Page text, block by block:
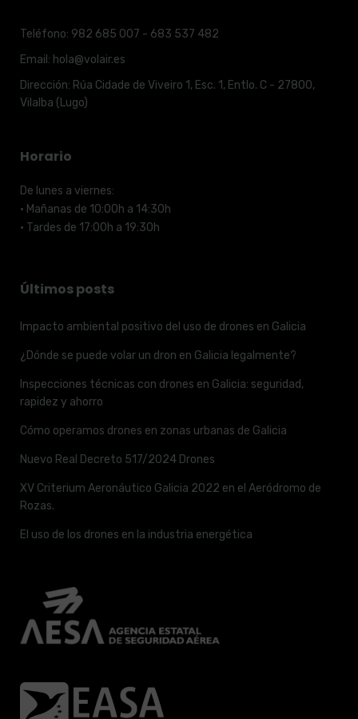
Teléfono: 982 685 007 - 683 537 482
Email: hola@volair.es
Dirección: Rúa Cidade de Viveiro 1, Esc. 1, Entlo. C - 27800,
Vilalba (Lugo)
Horario
De lunes a viernes:
· Mañanas de 10:00h a 14:30h
· Tardes de 17:00h a 19:30h
Últimos posts
Impacto ambiental positivo del uso de drones en Galicia
¿Dónde se puede volar un dron en Galicia legalmente?
Inspecciones técnicas con drones en Galicia: seguridad,
rapidez y ahorro
Cómo operamos drones en zonas urbanas de Galicia
Nuevo Real Decreto 517/2024 Drones
XV Criterium Aeronáutico Galicia 2022 en el Aeródromo de
Rozas.
El uso de los drones en la industria energética